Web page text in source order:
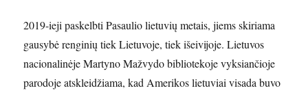
2019-ieji paskelbti Pasaulio lietuvių metais, jiems skiriama
gausybė renginių tiek Lietuvoje, tiek išeivijoje. Lietuvos
nacionalinėje Martyno Mažvydo bibliotekoje vyksiančioje
parodoje atskleidžiama, kad Amerikos lietuviai visada buvo